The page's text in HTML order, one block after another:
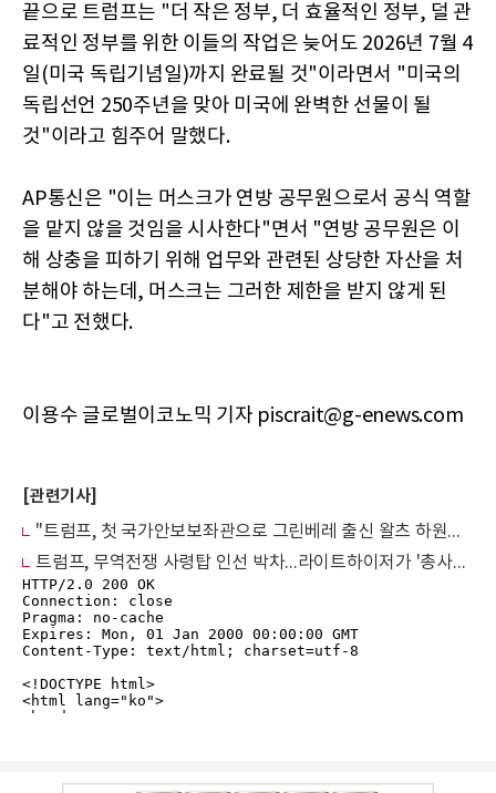
끝으로 트럼프는 "더 작은 정부, 더 효율적인 정부, 덜 관
료적인 정부를 위한 이들의 작업은 늦어도 2026년 7월 4
일(미국 독립기념일)까지 완료될 것"이라면서 "미국의
독립선언 250주년을 맞아 미국에 완벽한 선물이 될
것"이라고 힘주어 말했다.
AP통신은 "이는 머스크가 연방 공무원으로서 공식 역할
을 맡지 않을 것임을 시사한다"면서 "연방 공무원은 이
해 상충을 피하기 위해 업무와 관련된 상당한 자산을 처
분해야 하는데, 머스크는 그러한 제한을 받지 않게 된
다"고 전했다.
이용수 글로벌이코노믹 기자 piscrait@g-enews.com
[관련기사]
"트럼프, 첫 국가안보보좌관으로 그린베레 출신 왈츠 하원의원 임명"
트럼프, 무역전쟁 사령탑 인선 박차...라이트하이저가 '총사령관' 맡을 듯